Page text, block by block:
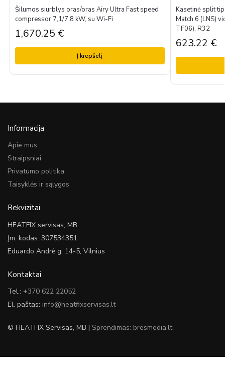
Šilumos siurblys oras/oras Airy Ultra Fast speed
compressor 7,1/7,8 kW, su Wi-Fi
1,670.25 €
Į krepšelį
Kasetinė split
Match 6 (LNS)
TF06), R32
623.22 €
Informacija
Apie mus
Straipsniai
Privatumo politika
Taisyklės ir sąlygos
Rekvizitai
HEATFIX servisas, MB
Įm. kodas: 307534351
Eduardo Andrė g. 14-5, Vilnius
Kontaktai
Tel.: +370 622 22052
El. paštas: info@heatfixservisas.lt
© HEATFIX Servisas, MB | Sprendimas: bresmedia.lt